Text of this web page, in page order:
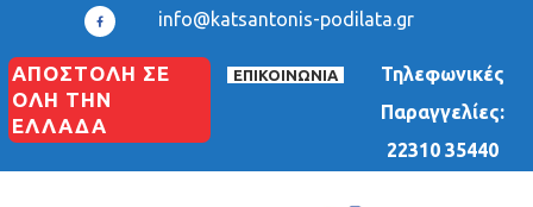
info@katsantonis-podilata.gr
ΑΠΟΣΤΟΛΗ ΣΕ
ΟΛΗ ΤΗΝ
ΕΛΛΑΔΑ
ΕΠΙΚΟΙΝΩΝΙΑ
Τηλεφωνικές
Παραγγελίες:
22310 35440